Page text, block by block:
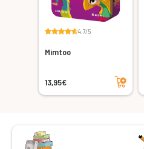
4.7/5
Mimtoo
13,95€
Ajouter au panier